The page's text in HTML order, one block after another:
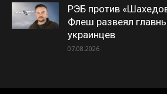
РЭБ против
Флеш развеял
украинцев
07.08.2026